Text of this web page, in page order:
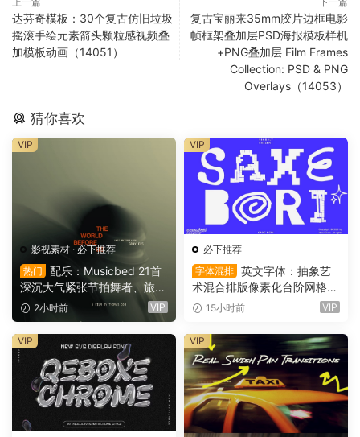
达芬奇模板：30个复古仿旧垃圾
摇滚手绘元素箭头颗粒感视频叠
加模板动画（14051）
复古宝丽来35mm胶片边框电影
帧框架叠加层PSD海报模板样机
+PNG叠加层 Film Frames
Collection: PSD & PNG
Overlays（14053）
猜你喜欢
影视素材 ·必下推荐
热门
配乐：Musicbed 21首
深沉大气紧张节拍舞者、旅行
场景商业电影广告宣传配乐B
GM视频背景音乐素材（1616
1）
2小时前 VIP
VIP
必下推荐
字体混排 英文字体：抽象艺
术混合排版像素化台阶网格状
手绘螺旋有机曲线版面设计封
ace（16160）
15小时前 VIP
VIP
VIP VIP